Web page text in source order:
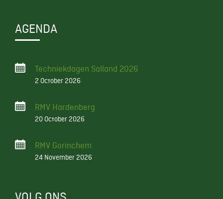
AGENDA
Techniekdagen Salland 2026
2 October 2026
RMV Hardenberg
20 October 2026
RMV Gorinchem
24 November 2026